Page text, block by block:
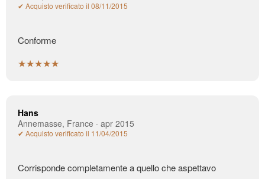
✔ Acquisto verificato il 08/11/2015
Conforme
★★★★★
Hans
Annemasse, France · apr 2015
✔ Acquisto verificato il 11/04/2015
Corrisponde completamente a quello che aspettavo